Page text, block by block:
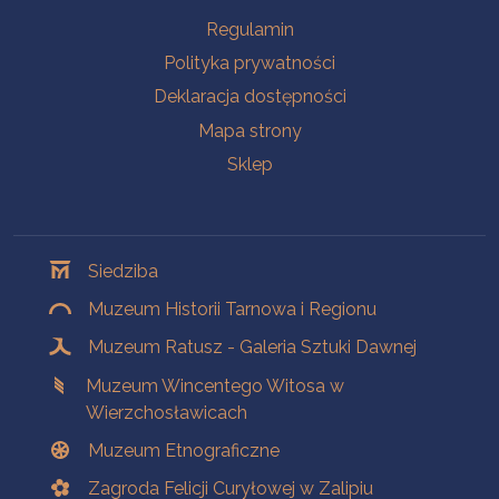
Regulamin
Polityka prywatności
Deklaracja dostępności
Mapa strony
Sklep
Siedziba
Muzeum Historii Tarnowa i Regionu
Muzeum Ratusz - Galeria Sztuki Dawnej
Muzeum Wincentego Witosa w
Wierzchosławicach
Muzeum Etnograficzne
Zagroda Felicji Curyłowej w Zalipiu